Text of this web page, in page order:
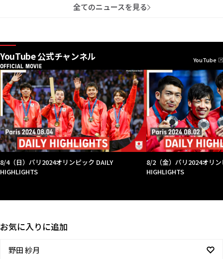
全てのニュースを見る
YouTube 公式チャンネル
OFFICIAL MOVIE
YouTube
8/4（日）パリ2024オリンピック DAILY
HIGHLIGHTS
8/2（金）パリ2024オリン
HIGHLIGHTS
お気に入りに追加
野田 紗月